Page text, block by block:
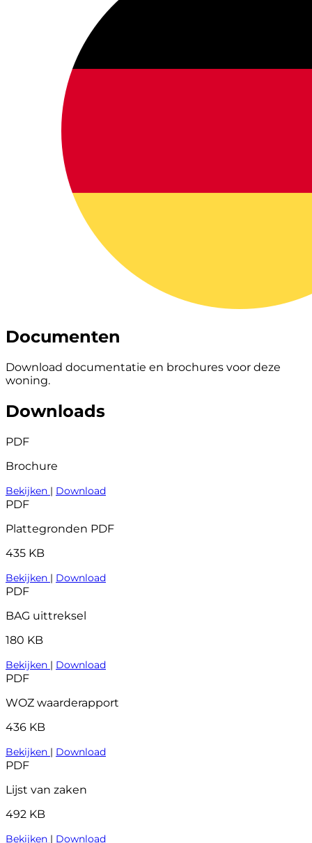
Documenten
Download documentatie en brochures voor deze
woning.
Downloads
PDF
Brochure
Bekijken | Download
PDF
Plattegronden PDF
435 KB
Bekijken | Download
PDF
BAG uittreksel
180 KB
Bekijken | Download
PDF
WOZ waarderapport
436 KB
Bekijken | Download
PDF
Lijst van zaken
492 KB
Bekijken | Download